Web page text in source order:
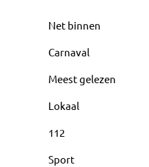
Net binnen
Carnaval
Meest gelezen
Lokaal
112
Sport